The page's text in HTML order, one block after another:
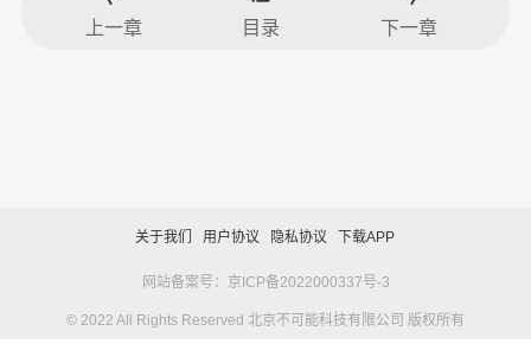
上一章 目录 下一章
关于我们 用户协议 隐私协议 下载APP
网站备案号：京ICP备2022000337号-3
© 2022 All Rights Reserved 北京不可能科技有限公司 版权所有